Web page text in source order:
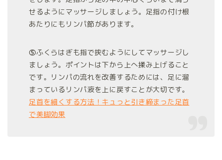
せるようにマッサージしましょう。足指の付け根
あたりにもリンパ節があります。
⑤ふくらはぎも指で挟むようにしてマッサージし
ましょう。ポイントは下から上へ揉み上げること
です。リンパの流れを改善するためには、足に溜
まっているリンパ液を上に戻すことが大切です。
足首を細くする方法！キュっと引き締まった足首
で美脚効果